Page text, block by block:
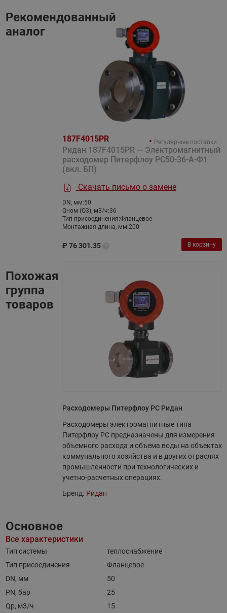
Рекомендованный
аналог
187F4015PR
Ридан 187F4015PR — Электромагнитный
расходомер Питерфлоу РС50-36-А-Ф1
(вкл. БП)
Скачать письмо о замене
DN, мм:50
Qном (Q3), м3/ч:36
Тип присоединения:Фланцевое
Монтажная длина, мм:200
₽ 76 301.35
Регулярные поставки
В корзину
Похожая
группа
товаров
Расходомеры Питерфлоу РС Ридан
Расходомеры электромагнитные типа
Питерфлоу РС предназначены для измерения
объемного расхода и объема воды на объектах
коммунального хозяйства и в других отраслях
промышленности при технологических и
учетно-расчетных операциях.
Бренд: Ридан
Основное
Все характеристики
Тип системы
теплоснабжение
Тип присоединения
Фланцевое
DN, мм
50
PN, бар
25
Qp, м3/ч
15